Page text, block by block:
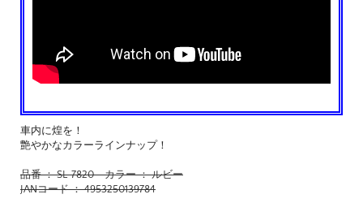
車内に煌を！
艶やかなカラーラインナップ！
品番 ： SL-7820 カラー ： ルビー
JANコード ： 4953250139784